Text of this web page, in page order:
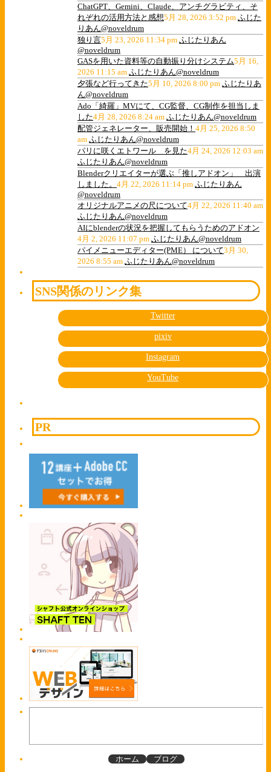
ChatGPT、Gemini、Claude、アンチグラビティ、そ
れぞれの活用方法と感想5月 28, 2026 3:52 pm ふじた
りあん@noveldrum
独り言5月 23, 2026 11:34 pm ふじたりあん
@noveldrum
GASを用いた資料等の自動振り分けシステム5月 16,
2026 11:15 am ふじたりあん@noveldrum
夕張など行ってきた5月 10, 2026 8:00 pm ふじたりあ
ん@noveldrum
Ado「綺羅」MVにて、CG監督、CG制作を担当しま
した4月 28, 2026 8:24 am ふじたりあん@noveldrum
配管ジェネレーター、販売開始！ 4月 25, 2026 8:50
am ふじたりあん@noveldrum
パリに咲くエトワール を見た4月 24, 2026 12:03 am
ふじたりあん@noveldrum
Blenderクリエイターが選ぶ「推しアドオン」 出演
しました。 4月 22, 2026 11:14 pm ふじたりあん
@noveldrum
オリジナルアニメの尺について4月 22, 2026 11:40 am
ふじたりあん@noveldrum
AIにblenderの状況を把握してもらうためのアドオン
4月 2, 2026 11:07 pm ふじたりあん@noveldrum
パイメニューエディター(PME） について3月 30,
2026 8:55 am ふじたりあん@noveldrum
SNS関係のリンク集
Twitter
pixiv
Instagram
YouTube
PR
ホーム ブログ